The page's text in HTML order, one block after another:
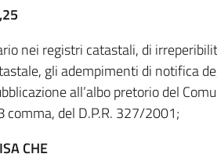
nei registri catastali, di
gli adempimenti di notifica
all’albo pretorio del
comma, del D.P.R. 327/2001;
CHE